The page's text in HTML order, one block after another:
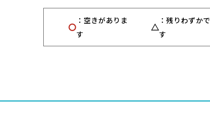
〇
：空きがありま
す
△
：残りわずかで
す